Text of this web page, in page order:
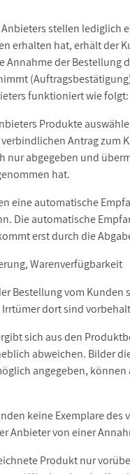
stellen
erhalten hat, erhält der
der
funktioniert wie folgt:
Produkte
Antrag zum
nur abgegeben und
hat.
eine automatische
Die automatische
erst durch die
Warenverfügbarkeit
Bestellung vom
dort sind
sich aus den
abweichen. Bilder
angegeben,
keine Exemplare
Anbieter von einer
Produkt nur